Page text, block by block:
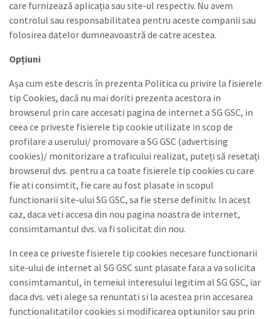
care furnizează aplicația sau site-ul respectiv. Nu avem
controlul sau responsabilitatea pentru aceste companii sau
folosirea datelor dumneavoastră de catre acestea.
Opțiuni
Așa cum este descris în prezenta Politica cu privire la fisierele
tip Cookies, dacă nu mai doriti prezenta acestora in
browserul prin care accesati pagina de internet a SG GSC, in
ceea ce priveste fisierele tip cookie utilizate in scop de
profilare a userului/ promovare a SG GSC (advertising
cookies)/ monitorizare a traficului realizat, puteți să resetați
browserul dvs. pentru a ca toate fisierele tip cookies cu care
fie ati consimtit, fie care au fost plasate in scopul
functionarii site-ului SG GSC, sa fie sterse definitiv. In acest
caz, daca veti accesa din nou pagina noastra de internet,
consimtamantul dvs. va fi solicitat din nou.
In ceea ce priveste fisierele tip cookies necesare functionarii
site-ului de internet al SG GSC sunt plasate fara a va solicita
consimtamantul, in temeiul interesului legitim al SG GSC, iar
daca dvs. veti alege sa renuntati si la acestea prin accesarea
functionalitatilor cookies si modificarea optiunilor sau prin